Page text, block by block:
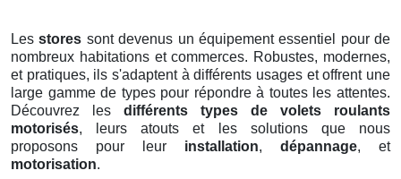
Lesstores sont devenus un équipement essentiel pour de
nombreux habitations et commerces. Robustes, modernes,
et pratiques, ils s'adaptent à différents usages et offrent une
large gamme de types pour répondre à toutes les attentes.
Découvrez les différents types de volets roulants
motorisés, leurs atouts et les solutions que nous
proposons pour leur installation, dépannage, et
motorisation.